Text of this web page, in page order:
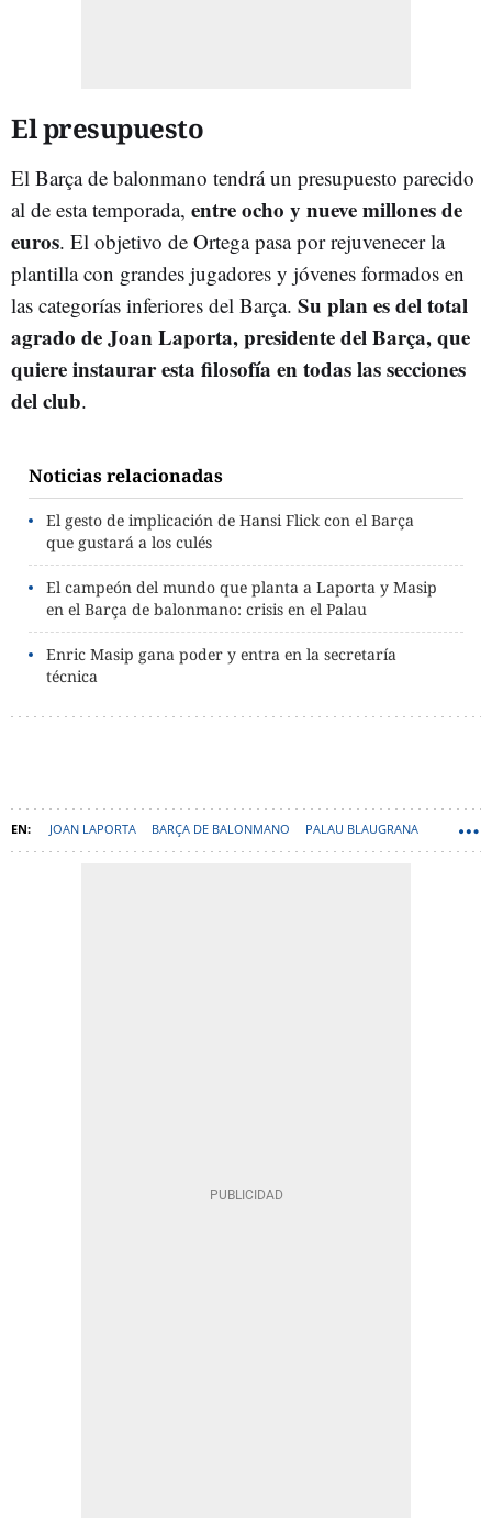
El presupuesto
El Barça de balonmano tendrá un presupuesto parecido
al de esta temporada, entre ocho y nueve millones de
euros. El objetivo de Ortega pasa por rejuvenecer la
plantilla con grandes jugadores y jóvenes formados en
las categorías inferiores del Barça. Su plan es del total
agrado de Joan Laporta, presidente del Barça, que
quiere instaurar esta filosofía en todas las secciones
del club.
Noticias relacionadas
El gesto de implicación de Hansi Flick con el Barça
que gustará a los culés
El campeón del mundo que planta a Laporta y Masip
en el Barça de balonmano: crisis en el Palau
Enric Masip gana poder y entra en la secretaría
técnica
JOAN LAPORTA BARÇA DE BALONMANO PALAU BLAUGRANA